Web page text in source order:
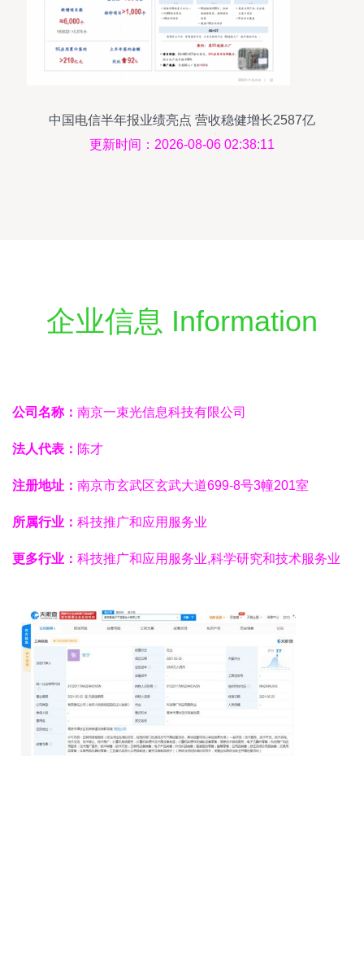
中国电信半年报业绩亮点 营收稳健增长2587亿
元，科技服务驱动净利润提升10.2%
更新时间：2026-08-06 02:38:11
企业信息 Information
公司名称： 南京一束光信息科技有限公司
法人代表： 陈才
注册地址： 南京市玄武区玄武大道699-8号3幢201室
所属行业： 科技推广和应用服务业
更多行业： 科技推广和应用服务业,科学研究和技术服务业